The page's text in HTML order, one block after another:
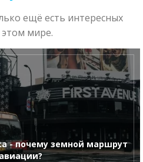
ещё есть интересных
этом мире.
- почему земной маршрут